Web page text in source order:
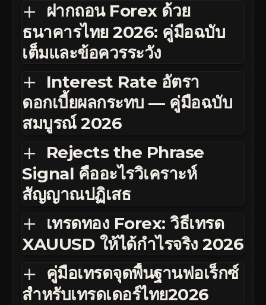
ฝากถอน Forex ด้วย
ธนาคารไทย 2026: คู่มือฉบับ
เต็มและข้อควรระวัง
Interest Rate อัตรา
ดอกเบี้ยผลกระทบ — คู่มือฉบับ
สมบูรณ์ 2026
Rejects the Phrase
Signal คืออะไรวิเคราะห์
สัญญาณปฏิเสธ
เทรดทอง Forex: วิธีเทรด
XAUUSD ให้ได้กำไรจริง 2026
คู่มือเทรดจุดพื้นฐานฟอเร็กซ์
สำหรับเทรดเดอร์ไทย2026